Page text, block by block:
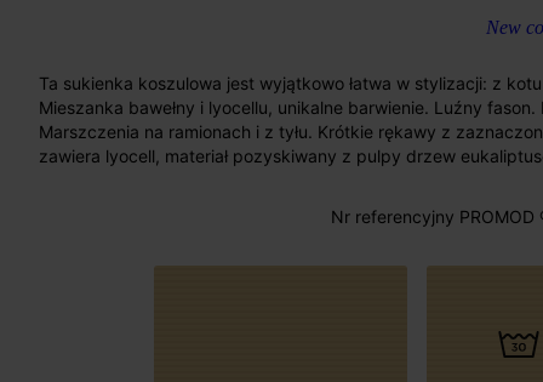
New
Ta sukienka koszulowa jest wyjątkowo łatwa w stylizacji: z
Mieszanka bawełny i lyocellu, unikalne barwienie. Luźny
Marszczenia na ramionach i z tyłu. Krótkie rękawy z
zawiera lyocell, materiał pozyskiwany z pulpy drzew
Nr referencyjny